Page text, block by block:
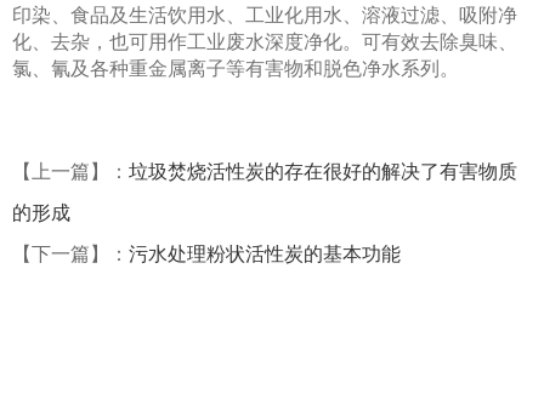
印染、食品及生活饮用水、工业化用水、溶液过滤、吸附净
化、去杂，也可用作工业废水深度净化。可有效去除臭味、
氯、氰及各种重金属离子等有害物和脱色净水系列。
【上一篇】： 垃圾焚烧活性炭的存在很好的解决了有害物质
的形成
【下一篇】： 污水处理粉状活性炭的基本功能